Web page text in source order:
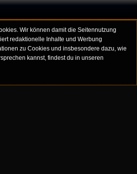
Wir können damit die Seitennutzung
redaktionelle Inhalte und Werbung
zu Cookies und insbesondere dazu, wie
kannst, findest du in unseren